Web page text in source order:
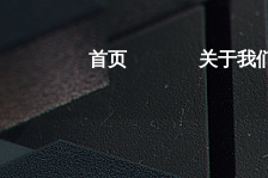
首页 关于我